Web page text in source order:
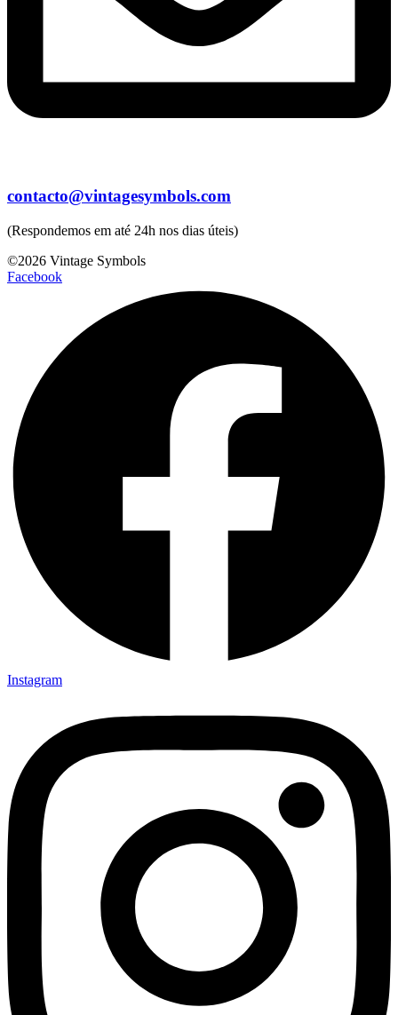
contacto@vintagesymbols.com
(Respondemos em até 24h nos dias úteis)
©2026 Vintage Symbols
Facebook
Instagram